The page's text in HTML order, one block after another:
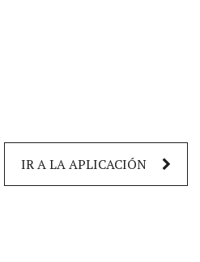
IR A LA APLICACIÓN